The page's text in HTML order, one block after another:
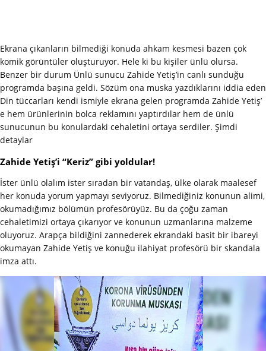
Ekrana çıkanların bilmediği konuda ahkam kesmesi bazen çok
komik görüntüler oluşturuyor. Hele ki bu kişiler ünlü olursa.
Benzer bir durum Ünlü sunucu Zahide Yetiş’in canlı sunduğu
programda başına geldi. Sözüm ona muska yazdıklarını iddia eden
Din tüccarları kendi ismiyle ekrana gelen programda Zahide Yetiş’
e hem ürünlerinin bolca reklamını yaptırdılar hem de ünlü
sunucunun bu konulardaki cehaletini ortaya serdiler. Şimdi
detaylar
Zahide Yetiş’i “Keriz” gibi yoldular!
İster ünlü olalım ister sıradan bir vatandaş, ülke olarak maalesef
her konuda yorum yapmayı seviyoruz. Bilmediğiniz konunun alimi,
okumadığımız bölümün profesörüyüz. Bu da çoğu zaman
cehaletimizi ortaya çıkarıyor ve konunun uzmanlarına malzeme
oluyoruz. Arapça bildiğini zannederek ekrandaki basit bir ibareyi
okumayan Zahide Yetiş ve konuğu ilahiyat profesörü bir skandala
imza attı.